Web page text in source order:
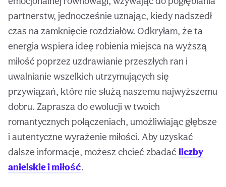
partnerstw, jednocześnie uznając, kiedy nadszedł
czas na zamknięcie rozdziałów. Odkryłam, że ta
energia wspiera ideę robienia miejsca na wyższą
miłość poprzez uzdrawianie przeszłych ran i
uwalnianie wszelkich utrzymujących się
przywiązań, które nie służą naszemu najwyższemu
dobru. Zaprasza do ewolucji w twoich
romantycznych połączeniach, umożliwiając głębsze
i autentyczne wyrażenie miłości. Aby uzyskać
dalsze informacje, możesz chcieć zbadać liczby
anielskie i miłość.